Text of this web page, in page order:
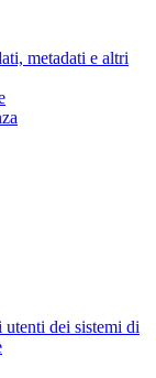
metadati e altri
dei sistemi di